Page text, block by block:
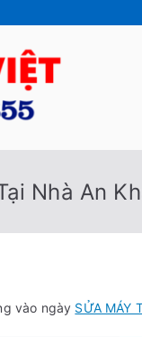
Nhà An
vào ngày SỬA MÁY